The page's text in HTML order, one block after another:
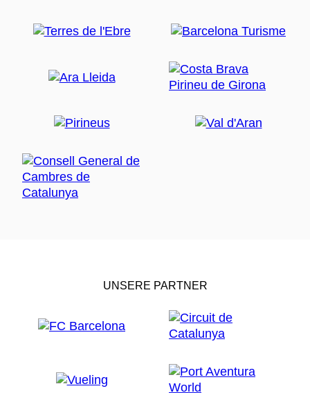
UNSERE PARTNER